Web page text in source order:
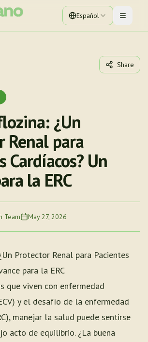
Español Toggle
Share
¿Un
Renal para
Cardíacos? Un
la ERC
Team May 27, 2026
Protector Renal para Pacientes
para la ERC
que viven con enfermedad
y el desafío de la enfermedad
manejar la salud puede sentirse
acto de equilibrio. ¿La buena